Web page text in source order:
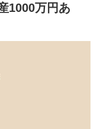
1000万円あ